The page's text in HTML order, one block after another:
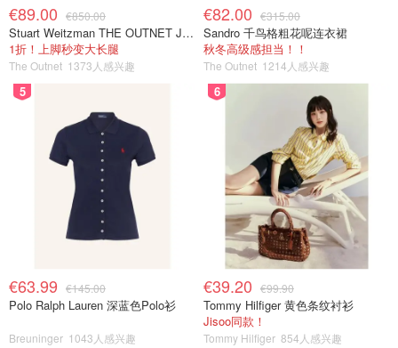
€89.00 €850.00
Stuart Weitzman THE OUTNET Jocey 弹力绒面过膝靴
1折！上脚秒变大长腿
The Outnet 1373人感兴趣
€82.00 €315.00
Sandro 千鸟格粗花呢连衣裙
秋冬高级感担当！！
The Outnet 1214人感兴趣
5
€63.99 €145.00
Polo Ralph Lauren 深蓝色Polo衫
Breuninger 1043人感兴趣
6
€39.20 €99.90
Tommy Hilfiger 黄色条纹衬衫
Jisoo同款！
Tommy Hilfiger 854人感兴趣